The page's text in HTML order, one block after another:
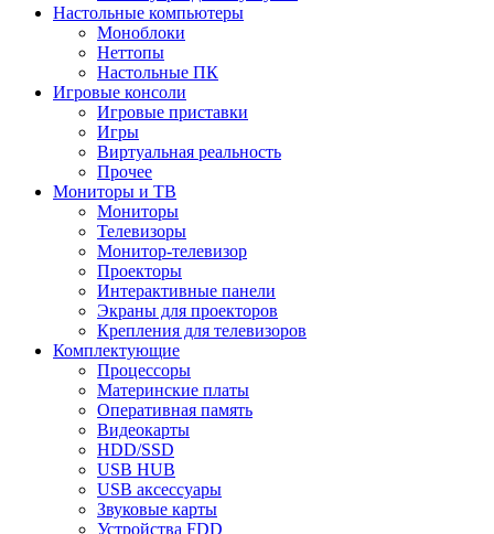
Настольные компьютеры
Моноблоки
Неттопы
Настольные ПК
Игровые консоли
Игровые приставки
Игры
Виртуальная реальность
Прочее
Мониторы и ТВ
Мониторы
Телевизоры
Монитор-телевизор
Проекторы
Интерактивные панели
Экраны для проекторов
Крепления для телевизоров
Комплектующие
Процессоры
Материнские платы
Оперативная память
Видеокарты
HDD/SSD
USB HUB
USB аксессуары
Звуковые карты
Устройства FDD